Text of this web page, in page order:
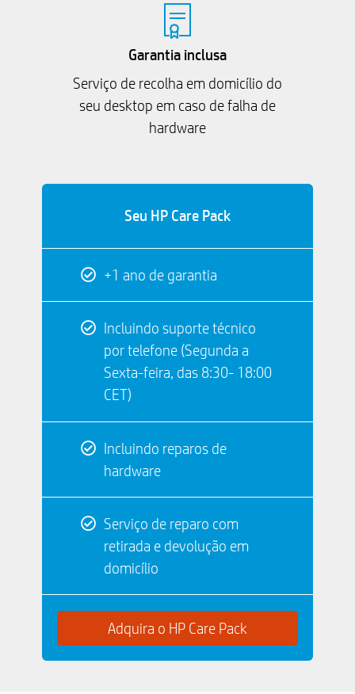
Garantia inclusa
Serviço de recolha em domicílio do
seu desktop em caso de falha de
hardware
Seu HP Care Pack
+1 ano de garantia
Incluindo suporte técnico
por telefone (Segunda a
Sexta-feira, das 8:30- 18:00
CET)
Incluindo reparos de
hardware
Serviço de reparo com
retirada e devolução em
domicílio
Adquira o HP Care Pack